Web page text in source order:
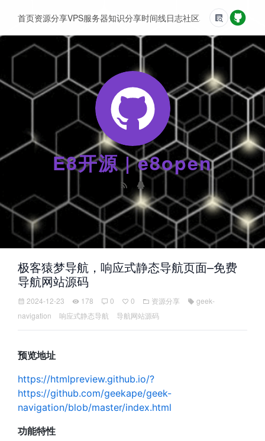
E8开源 | e8open
首页资源分享VPS服务器知识分享时间线日志社区友情链接
极客猿梦导航，响应式静态导航页面–免费
导航网站源码
2024-12-23 178 0 0 资源分享
geek-
navigation
响应式静态导航 导航网站源码
预览地址
https://htmlpreview.github.io/?
https://github.com/geekape/geek-
navigation/blob/master/index.html
功能特性